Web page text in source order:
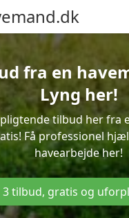
fra en
Lyng her!
tilbud her fra
Få professionel
havearbejde her!
3 tilbud, gratis og